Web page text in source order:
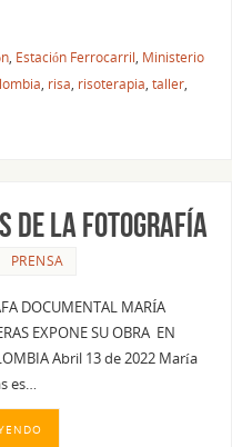
, Estación Ferrocarril, Ministerio
, risa, risoterapia, taller,
DE LA FOTOGRAFÍA
PRENSA
DOCUMENTAL MARÍA
EXPONE SU OBRA EN
Abril 13 de 2022 María
es…